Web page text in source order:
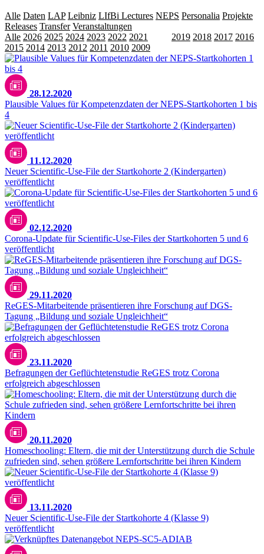
Alle Daten LAP Leibniz LIfBi Lectures NEPS Personalia Projekte
Releases Transfer Veranstaltungen
Alle 2026 2025 2024 2023 2022 2021 2019 2018 2017 2016
2015 2014 2013 2012 2011 2010 2009
28.12.2020
Plausible Values für Kompetenzdaten der NEPS-Startkohorten 1 bis
4
11.12.2020
Neuer Scientific-Use-File der Startkohorte 2 (Kindergarten)
veröffentlicht
02.12.2020
Corona-Update für Scientific-Use-Files der Startkohorten 5 und 6
veröffentlicht
29.11.2020
ReGES-Mitarbeitende präsentieren ihre Forschung auf DGS-
Tagung „Bildung und soziale Ungleichheit“
23.11.2020
Befragungen der Geflüchtetenstudie ReGES trotz Corona
erfolgreich abgeschlossen
20.11.2020
Homeschooling: Eltern, die mit der Unterstützung durch die Schule
zufrieden sind, sehen größere Lernfortschritte bei ihren Kindern
13.11.2020
Neuer Scientific-Use-File der Startkohorte 4 (Klasse 9)
veröffentlicht